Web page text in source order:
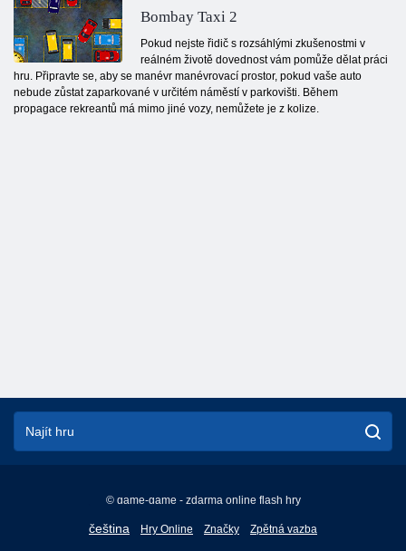
Bombay Taxi 2
Pokud nejste řidič s rozsáhlými zkušenostmi v
reálném životě dovednost vám pomůže dělat práci
hru. Připravte se, aby se manévr manévrovací prostor, pokud vaše auto
nebude zůstat zaparkované v určitém náměstí v parkovišti. Během
propagace rekreantů má mimo jiné vozy, nemůžete je z kolize.
© game-game - zdarma online flash hry
čeština
English
Hry Online Značky Zpětná vazba